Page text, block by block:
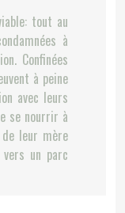
tout au
à
Confinées
à peine
avec leurs
se nourrir à
leur mère
un parc